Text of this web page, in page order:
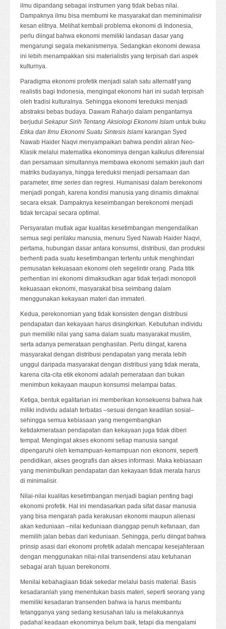
ilmu dipandang sebagai instrumen yang tidak bebas nilai.
Dampaknya ilmu bisa membumi ke masyarakat dan meminimalisir
kesan elitnya. Melihat kembali problema ekonomi di Indonesia,
perlu diingat bahwa ekonomi memiliki landasan dasar yang
mengarungi segala mekanismenya. Sedangkan ekonomi dewasa
ini lebih menampakkan sisi materialistis yang terpisah dari aspek
kulturnya.
Paradigma ekonomi profetik menjadi salah satu alternatif yang
realistis bagi Indonesia, mengingat ekonomi hari ini sudah terpisah
oleh tradisi kulturalnya. Sehingga ekonomi tereduksi menjadi
abstraksi bebas budaya. Dawam Raharjo dalam pengantarnya
berjudul Sekapur Sirih Tentang Aksiologi Ekonomi Islam untuk buku
Etika dan Ilmu Ekonomi Suatu Sintesis Islami karangan Syed
Nawab Haider Naqvi menyampaikan bahwa pendiri aliran Neo-
Klasik melalui matematika ekonominya dengan kalkulus diferensial
dan persamaan simultannya membawa ekonomi semakin jauh dari
matriks budayanya, hingga tereduksi menjadi persamaan dan
parameter, time series dan regresi. Humanisasi dalam berekonomi
menjadi pongah, karena kondisi manusia yang dinamis dimaknai
secara eksak. Dampaknya keseimbangan berekonomi menjadi
tidak tercapai secara optimal.
Persyaratan mutlak agar kualitas kesetimbangan mengendalikan
semua segi perilaku manusia, menuru Syed Nawab Haider Naqvi,
pertama, hubungan dasar antara konsumsi, distribusi, dan produksi
berhenti pada suatu kesetimbangan tertentu untuk menghindari
pemusatan kekuasaan ekonomi oleh segelintir orang. Pada titik
perhentian ini ekonomi dimaksudkan agar tidak terjadi monopoli
kekuasaan ekonomi, masyarakat bisa seimbang dalam
menggunakan kekayaan materi dan immateri.
Kedua, perekonomian yang tidak konsisten dengan distribusi
pendapatan dan kekayaan harus disingkirkan. Kebutuhan individu
pun memiliki nilai yang sama dalam suatu masyarakat muslim,
serta adanya pemerataan penghasilan. Perlu diingat, karena
masyarakat dengan distribusi pendapatan yang merata lebih
unggul daripada masyarakat dengan distribusi yang tidak merata,
karena cita-cita etik ekonomi adalah pemerataan dan bukan
menimbun kekayaan maupun konsumsi melampai batas.
Ketiga, bentuk egalitarian ini memberikan konsekuensi bahwa hak
miliki individu adalah terbatas –sesuai dengan keadilan sosial–
sehingga semua kebiasaan yang mengembangkan
ketidakmerataan pendapatan dan kekayaan juga tidak diberi
tempat. Mengingat akses ekonomi setiap manusia sangat
dipengaruhi oleh kemampuan-kemampuan non ekonomi, seperti
pendidikan, akses geografis dan akses informasi. Maka kebiasaan
yang menimbulkan pendapatan dan kekayaan tidak merata harus
di minimalisir.
Nilai-nilai kualitas kesetimbangan menjadi bagian penting bagi
ekonomi profetik. Hal ini mendasarkan pada sifat dasar manusia
yang bisa mengarah pada kerakusan ekonomi maupun alienasi
akan keduniaan –nilai keduniaan dianggap penuh kefanaan, dan
memilih jalan bebas dari keduniaan. Sehingga, perlu diingat bahwa
prinsip asasi dari ekonomi profetik adalah mencapai kesejahteraan
dengan menggunakan nilai-nilai transendensi atau ketuhanan
sebagai arah tujuan berekonomi.
Menilai kebahagiaan tidak sekedar melalui basis material. Basis
kesadaranlah yang menentukan basis materi, seperti seorang yang
memiliki kesadaran transenden bahwa ia harus membantu
tetangganya yang sedang kesusahan lalu ia melakukannya
padahal keadaan ekonominya belum baik, tetapi dia mengalami